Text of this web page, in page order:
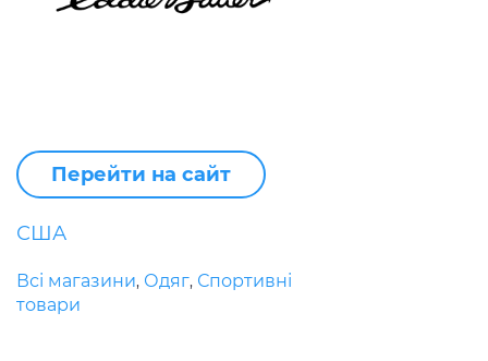
Перейти на сайт
США
Всі магазини, Одяг, Спортивні
товари